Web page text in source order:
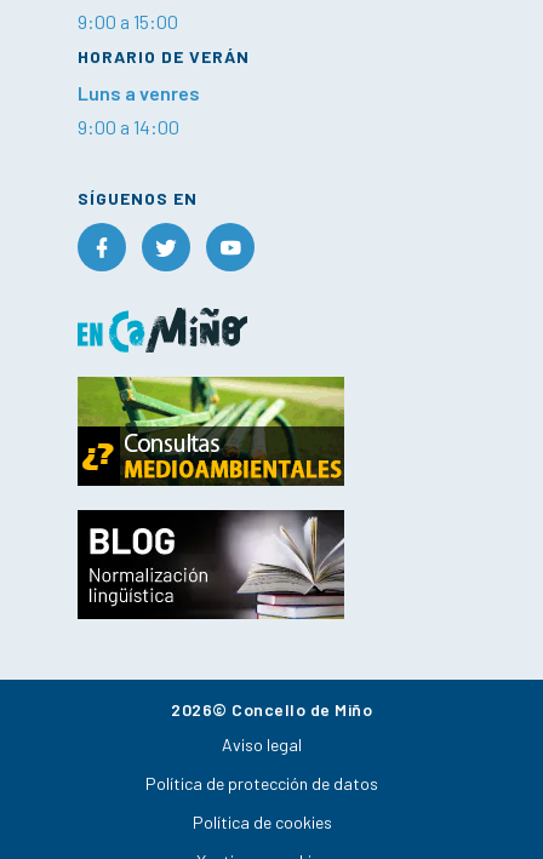
9:00 a 15:00
HORARIO DE VERÁN
Luns a venres
9:00 a 14:00
SÍGUENOS EN
2026© Concello de Miño
Aviso legal
Política de protección de datos
Política de cookies